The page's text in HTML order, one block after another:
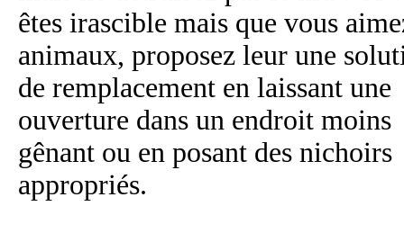
êtes irascible mais que vous
animaux, proposez leur une
de remplacement en laissant une
ouverture dans un endroit moins
gênant ou en posant des nichoirs
appropriés.